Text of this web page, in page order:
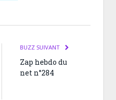
BUZZ SUIVANT
Zap hebdo du
net n°284